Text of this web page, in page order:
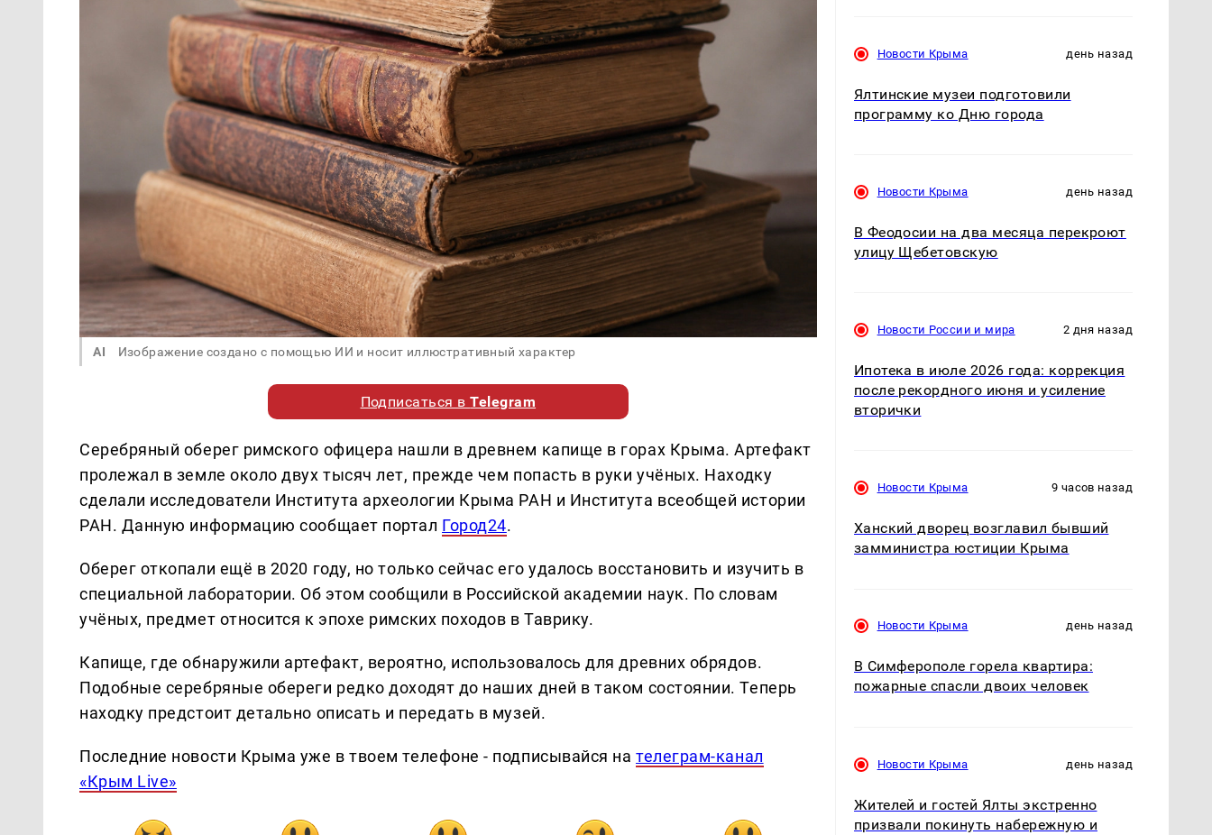
AI Изображение создано с помощью ИИ и носит иллюстративный характер
Подписаться вTelegram
Серебряный оберег римского офицера нашли в древнем капище в горах Крыма. Артефакт
пролежал в земле около двух тысяч лет, прежде чем попасть в руки учёных. Находку
сделали исследователи Института археологии Крыма РАН и Института всеобщей истории
РАН. Данную информацию сообщает портал Город24.
Оберег откопали ещё в 2020 году, но только сейчас его удалось восстановить и изучить в
специальной лаборатории. Об этом сообщили в Российской академии наук. По словам
учёных, предмет относится к эпохе римских походов в Таврику.
Капище, где обнаружили артефакт, вероятно, использовалось для древних обрядов.
Подобные серебряные обереги редко доходят до наших дней в таком состоянии. Теперь
находку предстоит детально описать и передать в музей.
Последние новости Крыма уже в твоем телефоне - подписывайся нателеграм-канал
«Крым Live»
Новости Крыма день назад
Ялтинские музеи подготовили
программу ко Дню города
Новости Крыма день назад
В Феодосии на два месяца перекроют
улицу Щебетовскую
Новости России и мира 2 дня назад
Ипотека в июле 2026 года: коррекция
после рекордного июня и усиление
вторички
Новости Крыма 9 часов назад
Ханский дворец возглавил бывший
замминистра юстиции Крыма
Новости Крыма день назад
В Симферополе горела квартира:
пожарные спасли двоих человек
Новости Крыма день назад
Жителей и гостей Ялты экстренно
призвали покинуть набережную и